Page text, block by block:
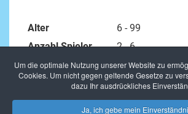
Um die optimale Nutzung unserer Website zu
Cookies. Um nicht gegen geltende Gesetze zu
dazu Ihr ausdrückliches
Ja, ich gebe mein
Alter
6 - 99
Anzahl Spieler
2 - 6
Artikelnummer
20151 4
Spielanleitung
Lotto de Luxe